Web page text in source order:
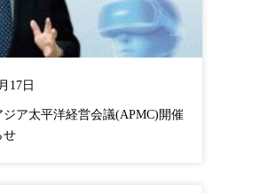
17日
ジア太平洋経営会議(APMC)開催
せ